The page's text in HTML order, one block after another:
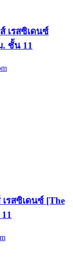
เรสซิเดนซ์
. ชั้น 11
รสซิเดนซ์ [The